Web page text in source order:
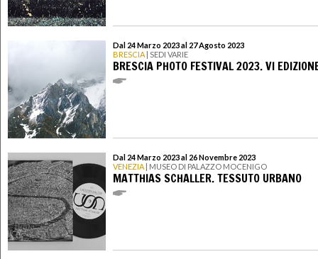
Dal 24 Marzo 2023 al 27 Agosto 2023
BRESCIA | SEDI VARIE
BRESCIA PHOTO FESTIVAL 2023. VI
Dal 24 Marzo 2023 al 26 Novembre 2023
VENEZIA | MUSEO DI PALAZZO MOCENIGO
MATTHIAS SCHALLER. TESSUTO URBANO